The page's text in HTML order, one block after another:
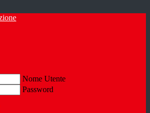
Nome Utente
Password